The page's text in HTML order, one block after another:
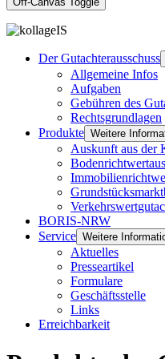
Der Gutachterausschuss
Allgemeine Infos
Aufgaben
Gebühren des
Rechtsgrundlagen
Produkte Weitere
Auskunft aus der
BORIS-NRW
Service Weitere
Aktuelles
Presseartikel
Formulare
Geschäftsstelle
Links
Erreichbarkeit